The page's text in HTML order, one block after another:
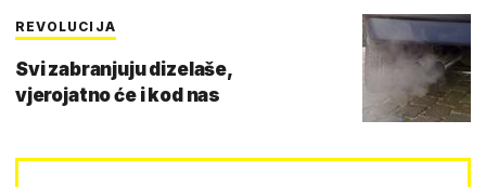
REVOLUCIJA
Svi zabranjuju dizelaše,
vjerojatno će i kod nas